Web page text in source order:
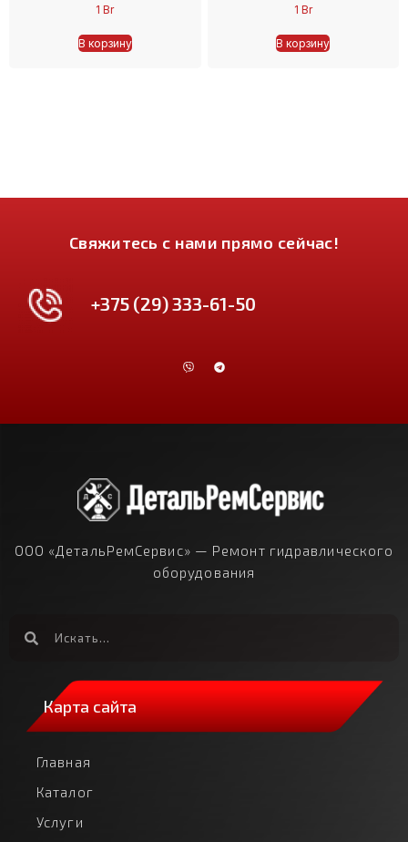
1Br
В корзину
1 Br
В корзину
Свяжитесь с нами прямо сейчас!
+375 (29) 333-61-50
ООО «ДетальРемСервис» — Ремонт гидравлического
оборудования
Карта сайта
Главная
Каталог
Услуги